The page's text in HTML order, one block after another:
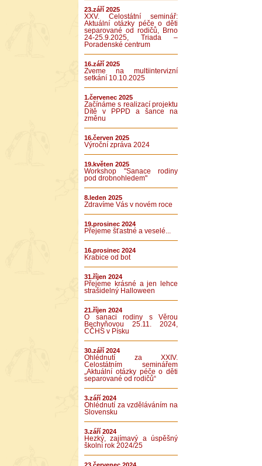
23.září 2025
XXV. Celostátní seminář:
Aktuální otázky péče o děti
separované od rodičů, Brno
24-25.9.2025, Triada –
Poradenské centrum
16.září 2025
Zveme na multiintervizní
setkání 10.10.2025
1.červenec 2025
Začínáme s realizací projektu
Dítě v PPPD a šance na
změnu
16.červen 2025
Výroční zpráva 2024
19.květen 2025
Workshop "Sanace rodiny
pod drobnohledem"
8.leden 2025
Zdravíme Vás v novém roce
19.prosinec 2024
Přejeme šťastné a veselé...
16.prosinec 2024
Krabice od bot
31.říjen 2024
Přejeme krásné a jen lehce
strašidelný Halloween
21.říjen 2024
O sanaci rodiny s Věrou
Bechyňovou 25.11. 2024,
CČHS v Písku
30.září 2024
Ohlédnutí za XXIV.
Celostátním seminářem
„Aktuální otázky péče o děti
separované od rodičů“
3.září 2024
Ohlédnutí za vzděláváním na
Slovensku
3.září 2024
Hezký, zajímavý a úspěšný
školní rok 2024/25